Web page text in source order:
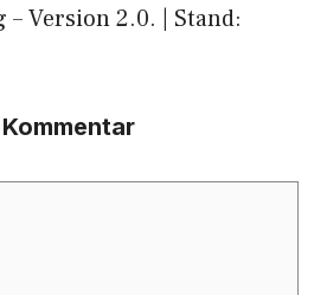
Version 2.0. | Stand: